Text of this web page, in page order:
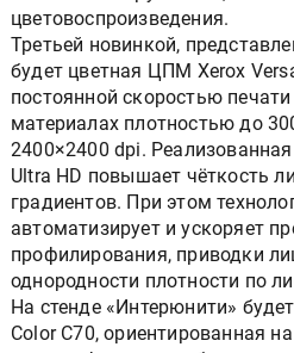
цветовоспроизведения.
Третьей новинкой,
будет цветная ЦПМ Xerox
постоянной скоростью
материалах плотностью до
2400×2400 dpi.
Ultra HD повышает чёткость
градиентов. При этом
автоматизирует и ускоряет
профилирования, приводки
однородности плотности по
На стенде «Интерюнити»
Color C70, ориентированная